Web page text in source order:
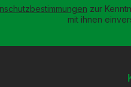
zur
mit ihnen